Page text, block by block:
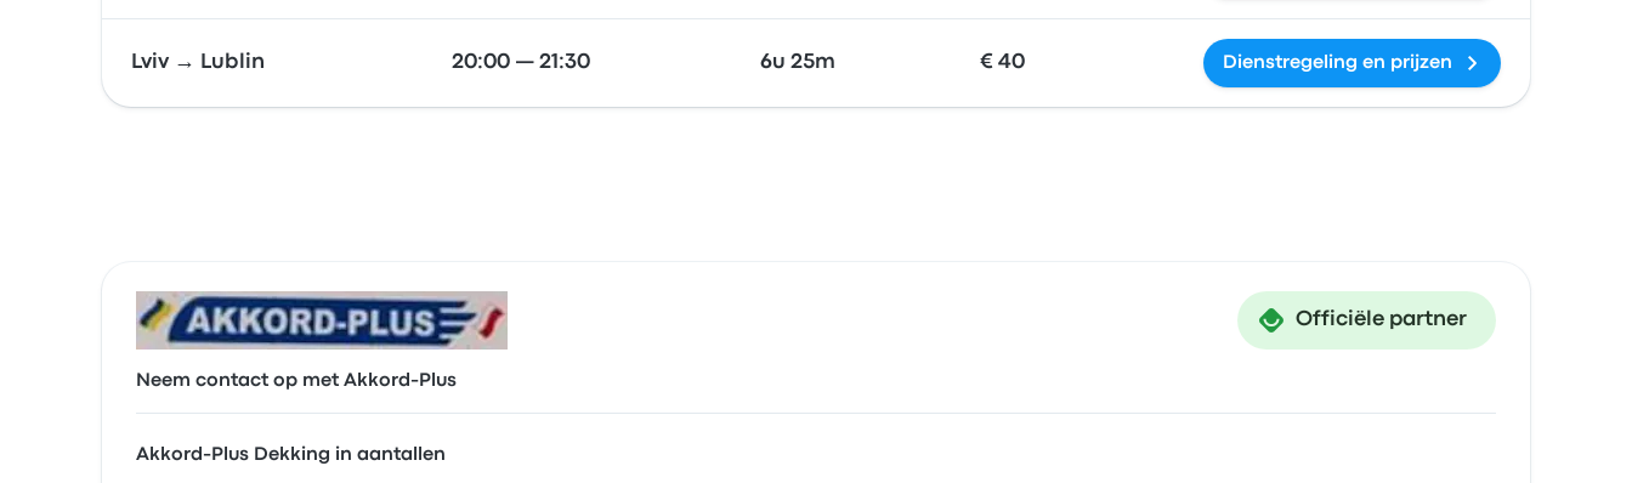
Lviv → Lublin 20:00 — 21:30 6u 25m € 40 Dienstregeling en prijzen
Officiële partner
Neem contact op met Akkord-Plus
Akkord-Plus Dekking in aantallen